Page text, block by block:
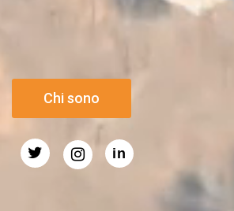
Chi sono
in